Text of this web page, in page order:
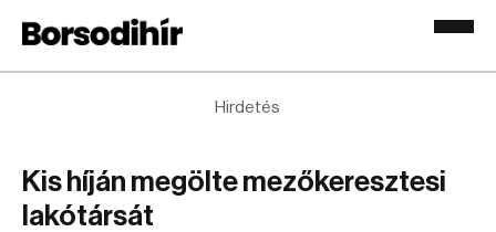
Hirdetés
Kis híján megölte mezőkeresztesi
lakótársát